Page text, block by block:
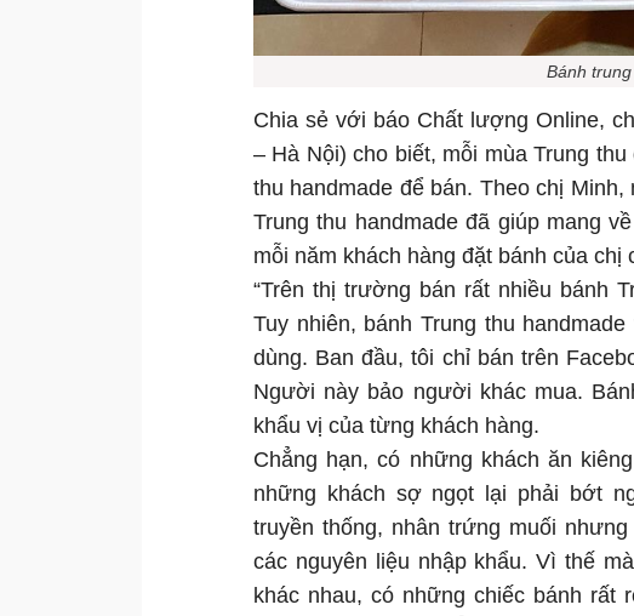
Bánh
Chia sẻ với báo Chất lượng Online,
– Hà Nội) cho biết, mỗi mùa Trung
thu handmade để bán. Theo chị
Trung thu handmade đã giúp mang
mỗi năm khách hàng đặt bánh của chị
“Trên thị trường bán rất nhiều bánh
Tuy nhiên, bánh Trung thu
dùng. Ban đầu, tôi chỉ bán trên
Người này bảo người khác mua.
khẩu vị của từng khách hàng.
Chẳng hạn, có những khách ăn
những khách sợ ngọt lại phải bớt
truyền thống, nhân trứng muối
các nguyên liệu nhập khẩu. Vì thế
khác nhau, có những chiếc bánh rất